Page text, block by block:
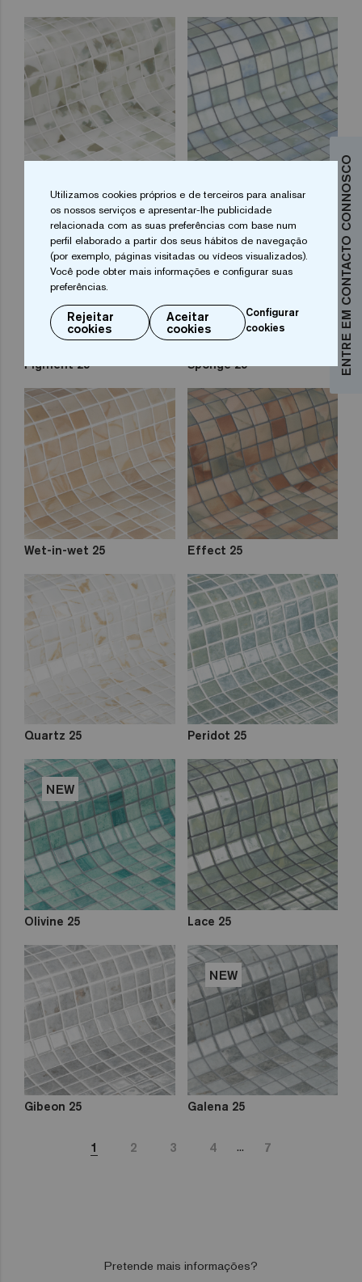
ENTRE EM CONTACTO CONNOSCO
Pigment 25 Sponge 25
Wet-in-wet 25 Effect 25
Quartz 25 Peridot 25
NEW
Olivine 25 Lace 25
Gibeon 25
NEW
Galena 25
1 2 3 4 ... 7
Pretende mais informações?
Utilizamos cookies próprios e de terceiros para analisar
os nossos serviços e apresentar-lhe publicidade
relacionada com as suas preferências com base num
perfil elaborado a partir dos seus hábitos de navegação
(por exemplo, páginas visitadas ou vídeos visualizados).
Você pode obter mais informações e configurar suas
preferências.
Rejeitar
cookies
Aceitar
cookies
Configurar
cookies